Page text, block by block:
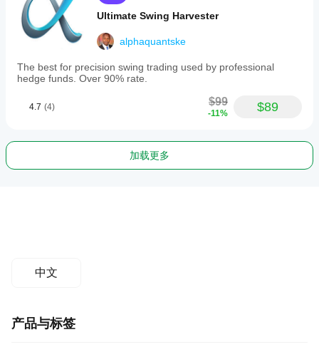
Ultimate Swing Harvester
alphaquantske
The best for precision swing trading used by professional
hedge funds. Over 90% rate.
4.7 (4) $99
-11% $89
加载更多
中文
产品与标签